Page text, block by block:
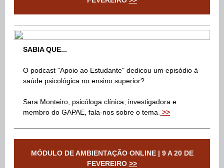
SABIA QUE...
O podcast "Apoio ao Estudante" dedicou um episódio à
saúde psicológica no ensino superior?
Sara Monteiro, psicóloga clínica, investigadora e
membro do GAPAE, fala-nos sobre o tema >>
MÓDULO DE AMBIENTAÇÃO ONLINE | 9 A 20 DE
FEVEREIRO >>